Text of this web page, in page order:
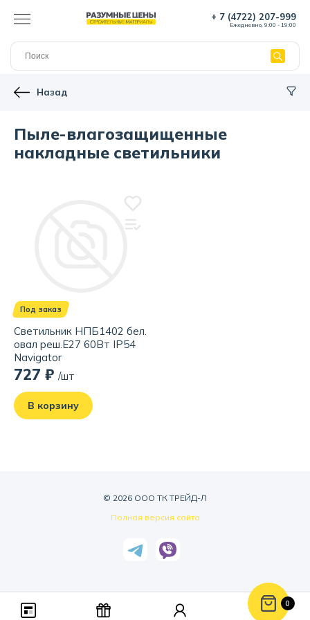
+ 7 (4722) 207-999
Ежедневно, 9:00 - 19:00
Назад
Пыле-влагозащищенные
накладные светильники
Под заказ
Светильник НПБ1402 бел.
овал реш.Е27 60Вт IP54
Navigator
727 ₽ /шт
В корзину
© 2026 ООО ТК ТРЕЙД-Л
Полная версия сайта
0